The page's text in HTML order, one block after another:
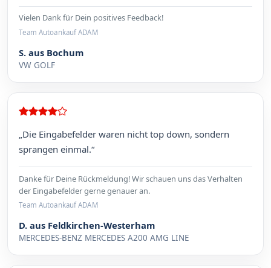
Vielen Dank für Dein positives Feedback!
Team Autoankauf ADAM
S. aus Bochum
VW GOLF
„Die Eingabefelder waren nicht top down, sondern
sprangen einmal.“
Danke für Deine Rückmeldung! Wir schauen uns das Verhalten
der Eingabefelder gerne genauer an.
Team Autoankauf ADAM
D. aus Feldkirchen-Westerham
MERCEDES-BENZ MERCEDES A200 AMG LINE